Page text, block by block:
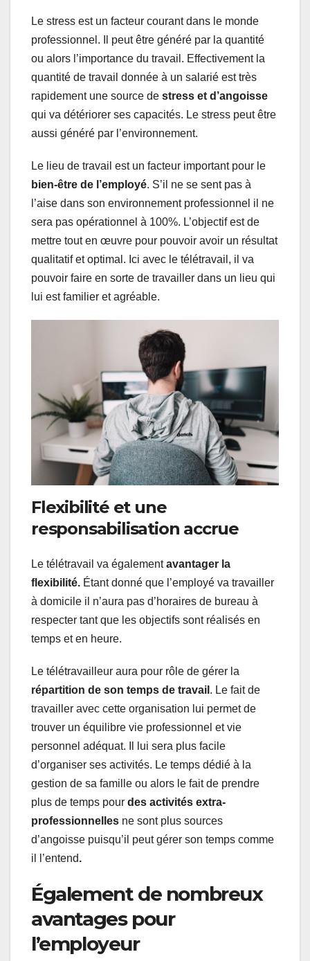
Le stress est un facteur courant dans le monde
professionnel. Il peut être généré par la quantité
ou alors l’importance du travail. Effectivement la
quantité de travail donnée à un salarié est très
rapidement une source de stress et d’angoisse
qui va détériorer ses capacités. Le stress peut être
aussi généré par l’environnement.
Le lieu de travail est un facteur important pour le
bien-être de l’employé. S’il ne se sent pas à
l’aise dans son environnement professionnel il ne
sera pas opérationnel à 100%. L’objectif est de
mettre tout en œuvre pour pouvoir avoir un résultat
qualitatif et optimal. Ici avec le télétravail, il va
pouvoir faire en sorte de travailler dans un lieu qui
lui est familier et agréable.
Flexibilité et une
responsabilisation accrue
Le télétravail va égalementavantager la
flexibilité. Étant donné que l’employé va travailler
à domicile il n’aura pas d’horaires de bureau à
respecter tant que les objectifs sont réalisés en
temps et en heure.
Le télétravailleur aura pour rôle de gérer la
répartition de son temps de travail . Le fait de
travailler avec cette organisation lui permet de
trouver un équilibre vie professionnel et vie
personnel adéquat. Il lui sera plus facile
d’organiser ses activités. Le temps dédié à la
gestion de sa famille ou alors le fait de prendre
plus de temps pour des activités extra-
professionnelles ne sont plus sources
d’angoisse puisqu’il peut gérer son temps comme
il l’entend.
Également de nombreux
avantages pour
l’employeur